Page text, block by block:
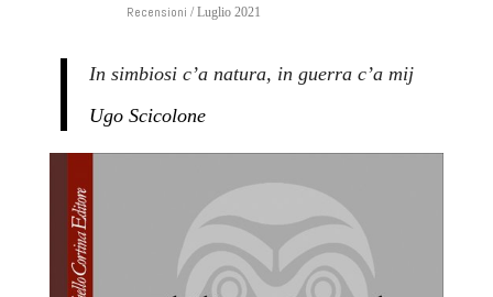
Recensioni / Luglio 2021
In simbiosi c’a natura, in guerra c’a mij
Ugo Scicolone